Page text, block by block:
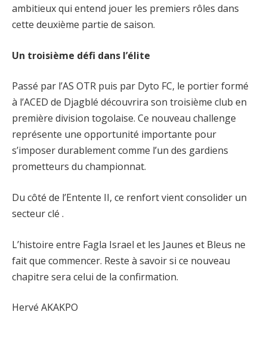
ambitieux qui entend jouer les premiers rôles dans
cette deuxième partie de saison.
Un troisième défi dans l’élite
Passé par l’AS OTR puis par Dyto FC, le portier formé
à l’ACED de Djagblé découvrira son troisième club en
première division togolaise. Ce nouveau challenge
représente une opportunité importante pour
s’imposer durablement comme l’un des gardiens
prometteurs du championnat.
Du côté de l’Entente II, ce renfort vient consolider un
secteur clé .
L’histoire entre Fagla Israel et les Jaunes et Bleus ne
fait que commencer. Reste à savoir si ce nouveau
chapitre sera celui de la confirmation.
Hervé AKAKPO